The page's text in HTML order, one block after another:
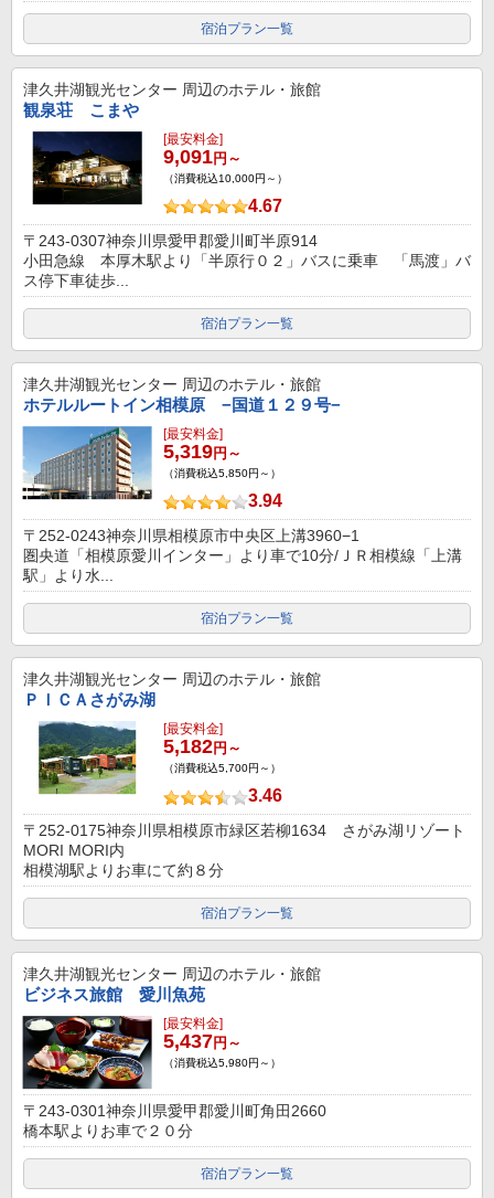
宿泊プラン一覧
津久井湖観光センター 周辺のホテル・旅館
観泉荘 こまや
[最安料金]
9,091円～
（消費税込10,000円～）
4.67
〒243-0307神奈川県愛甲郡愛川町半原914
小田急線 本厚木駅より「半原行０２」バスに乗車 「馬渡」バ
ス停下車徒歩...
宿泊プラン一覧
津久井湖観光センター 周辺のホテル・旅館
ホテルルートイン相模原 −国道１２９号−
[最安料金]
5,319円～
（消費税込5,850円～）
3.94
〒252-0243神奈川県相模原市中央区上溝3960−1
圏央道「相模原愛川インター」より車で10分/ＪＲ相模線「上溝
駅」より水...
宿泊プラン一覧
津久井湖観光センター 周辺のホテル・旅館
ＰＩＣＡさがみ湖
[最安料金]
5,182円～
（消費税込5,700円～）
3.46
〒252-0175神奈川県相模原市緑区若柳1634 さがみ湖リゾート
MORI MORI内
相模湖駅よりお車にて約８分
宿泊プラン一覧
津久井湖観光センター 周辺のホテル・旅館
ビジネス旅館 愛川魚苑
[最安料金]
5,437円～
（消費税込5,980円～）
〒243-0301神奈川県愛甲郡愛川町角田2660
橋本駅よりお車で２０分
宿泊プラン一覧